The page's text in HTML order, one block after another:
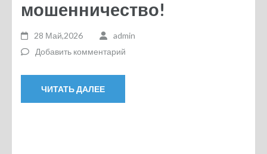
мошенничество!
28 Май,2026
admin
Добавить комментарий
ЧИТАТЬ ДАЛЕЕ